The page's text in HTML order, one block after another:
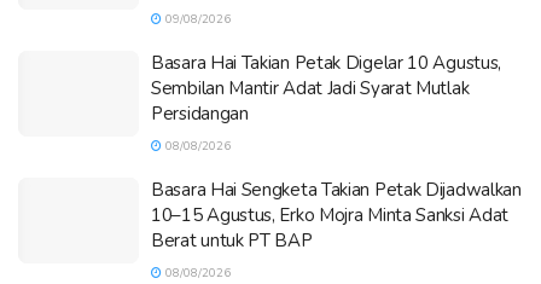
09/08/2026
Basara Hai Takian Petak Digelar 10 Agustus,
Sembilan Mantir Adat Jadi Syarat Mutlak
Persidangan
08/08/2026
Basara Hai Sengketa Takian Petak Dijadwalkan
10–15 Agustus, Erko Mojra Minta Sanksi Adat
Berat untuk PT BAP
08/08/2026